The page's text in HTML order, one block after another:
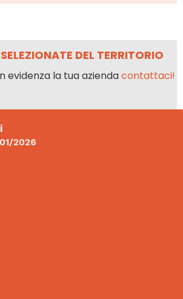
DEL TERRITORIO
evidenza la tua aziendacontattaci!
2026